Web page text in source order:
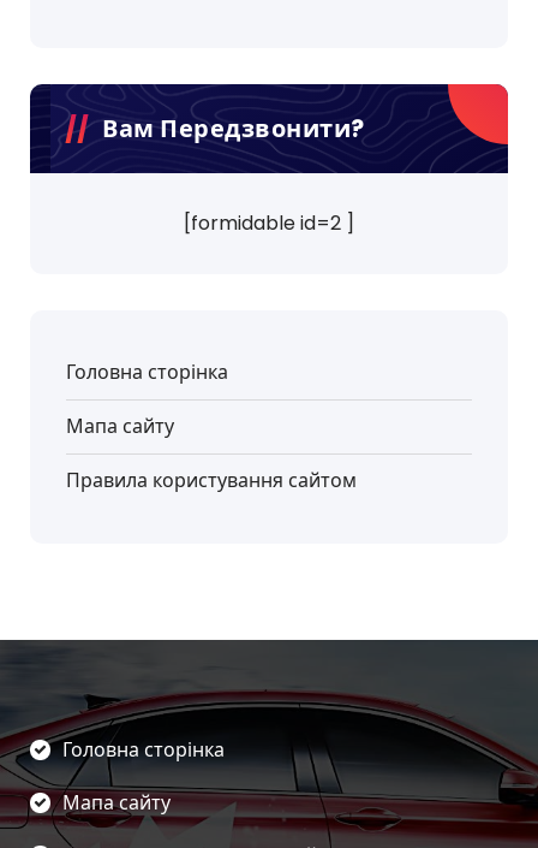
Вам Передзвонити?
[formidable id=2 ]
Головна сторінка
Мапа сайту
Правила користування сайтом
Головна сторінка
Мапа сайту